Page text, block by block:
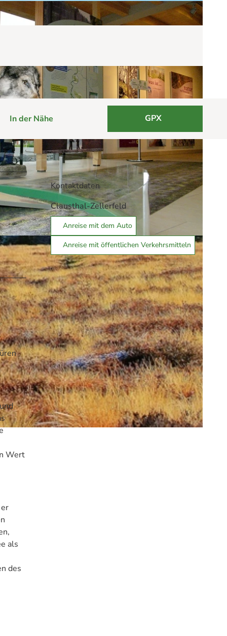
In der Nähe GPX
Wert
als
des
Kontaktdaten
Clausthal-Zellerfeld
Anreise mit dem Auto
Anreise mit öffentlichen Verkehrsmitteln